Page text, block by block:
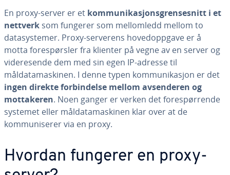
En proxy-server er et kommunikasjonsgrensesnitt i et
nettverk som fungerer som mellomledd mellom to
datasystemer. Proxy-serverens hovedoppgave er å
motta forespørsler fra klienter på vegne av en server og
videresende dem med sin egen IP-adresse til
måldatamaskinen. I denne typen kommunikasjon er det
ingen direkte forbindelse mellom avsenderen og
mottakeren. Noen ganger er verken det forespørrende
systemet eller måldatamaskinen klar over at de
kommuniserer via en proxy.
Hvordan fungerer en proxy-